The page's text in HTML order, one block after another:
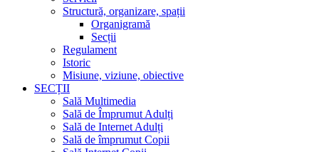
Structură, organizare, spații
Organigramă
Secții
Regulament
Istoric
Misiune, viziune, obiective
SECȚII
Sală Multimedia
Sală de Împrumut Adulți
Sală de Internet Adulți
Sală de împrumut Copii